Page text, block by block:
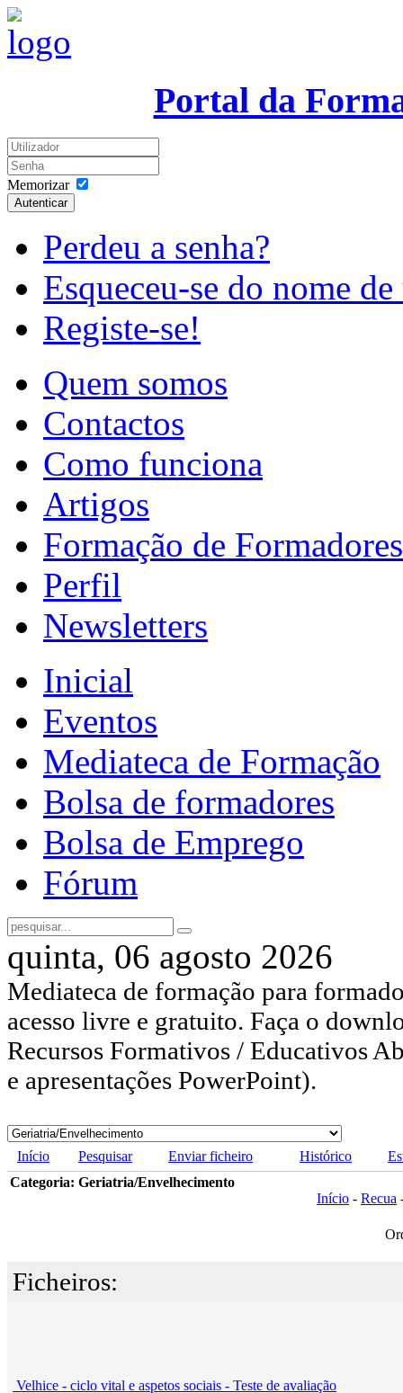
Portal da
Memorizar
Autenticar
Perdeu a senha?
Esqueceu-se do nome
Registe-se!
Quem somos
Contactos
Como funciona
Artigos
Formação de Formadores
Perfil
Newsletters
Inicial
Eventos
Mediateca de Formação
Bolsa de formadores
Bolsa de Emprego
Fórum
quinta, 06 agosto 2026
Mediateca de formação para
acesso livre e gratuito. Faça o
Recursos Formativos / Educativos
e apresentações PowerPoint).
Início Pesquisar Enviar ficheiro Histórico
Categoria: Geriatria/Envelhecimento
Início - Recua
Ficheiros:
Velhice - ciclo vital e aspetos sociais - Teste de avaliação